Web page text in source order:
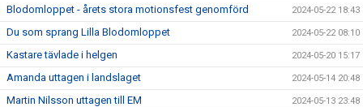
Blodomloppet - årets stora motionsfest genomförd 2024-05-22 18:43
Du som sprang Lilla Blodomloppet 2024-05-22 08:10
Kastare tävlade i helgen 2024-05-20 15:17
Amanda uttagen i landslaget 2024-05-14 20:48
Martin Nilsson uttagen till EM 2024-05-13 23:48